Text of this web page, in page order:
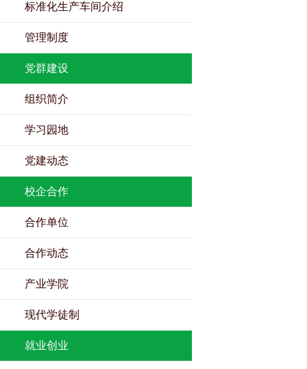
标准化生产车间介绍
管理制度
党群建设
组织简介
学习园地
党建动态
校企合作
合作单位
合作动态
产业学院
现代学徒制
就业创业